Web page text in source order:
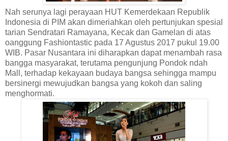
Nah serunya lagi perayaan HUT Kemerdekaan Republik
Indonesia di PIM akan dimeriahkan oleh pertunjukan spesial
tarian Sendratari Ramayana, Kecak dan Gamelan di atas
oanggung Fashiontastic pada 17 Agustus 2017 pukul 19.00
WIB. Pasar Nusantara ini diharapkan dapat menambah rasa
bangga masyarakat, terutama pengunjung Pondok ndah
Mall, terhadap kekayaan budaya bangsa sehingga mampu
bersinergi mewujudkan bangsa yang kokoh dan saling
menghormati.